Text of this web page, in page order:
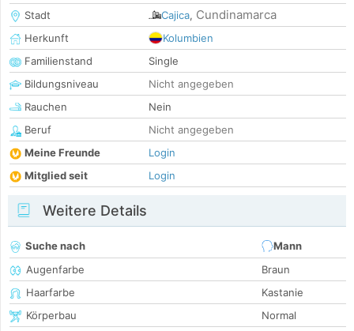
Stadt
Cajica, Cundinamarca
Herkunft
Kolumbien
Familienstand
Single
Bildungsniveau
Nicht angegeben
Rauchen
Nein
Beruf
Nicht angegeben
Meine Freunde
Login
Mitglied seit
Login
Weitere Details
Suche nach
Mann
Augenfarbe
Braun
Haarfarbe
Kastanie
Körperbau
Normal